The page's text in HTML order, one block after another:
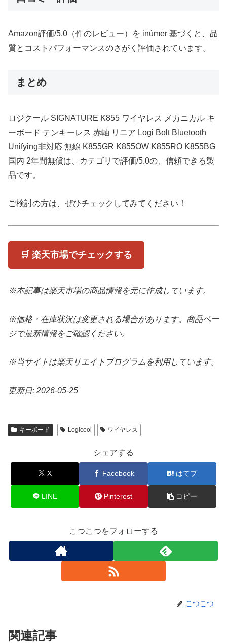
Amazon評価/5.0（件のレビュー）を inúmer 基づくと、品
質とコストパフォーマンスのさがく評価されています。
まとめ
ロジクール SIGNATURE K855 ワイヤレス メカニカル キ
ーボード テンキーレス 赤軸 リニア Logi Bolt Bluetooth
Unifying非対応 無線 K855GR K855OW K855RO K855BG
国内 2年間無償は、カテゴリで評価/5.0の、信頼できる製
品です。
ご検討の方は、ぜひチェックしてみてください！
🛒 楽天市場でチェックする
※本記事は楽天市場の商品情報を元に作成しています。
※価格・在庫状況は変更される場合があります。商品ペー
ジで最新情報をご確認ください。
※当サイトは楽天リエイトプログラムを利用しています。
更新日: 2026-05-25
キーボード Logicool ワイヤレス
シェアする
X Facebook はてブ
LINE Pinterest コピー
こつこつをフォローする
こつこつ
関連記事